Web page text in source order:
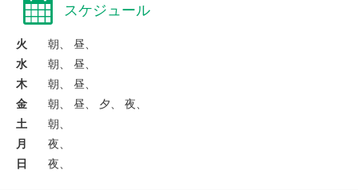
スケジュール
火
朝、 昼、
水
朝、 昼、
木
朝、 昼、
金
朝、 昼、 夕、 夜、
土
朝、
月
夜、
日
夜、